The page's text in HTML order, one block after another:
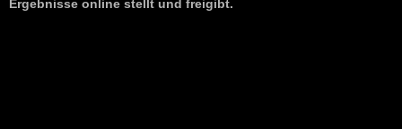
Ergebnisse online stellt und freigibt.